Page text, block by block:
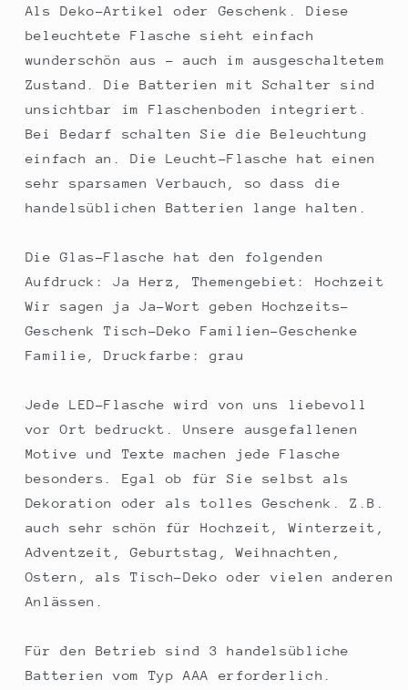
Als Deko-Artikel oder Geschenk. Diese
beleuchtete Flasche sieht einfach
wunderschön aus - auch im ausgeschaltetem
Zustand. Die Batterien mit Schalter sind
unsichtbar im Flaschenboden integriert.
Bei Bedarf schalten Sie die Beleuchtung
einfach an. Die Leucht-Flasche hat einen
sehr sparsamen Verbauch, so dass die
handelsüblichen Batterien lange halten.
Die Glas-Flasche hat den folgenden
Aufdruck: Ja Herz, Themengebiet: Hochzeit
Wir sagen ja Ja-Wort geben Hochzeits-
Geschenk Tisch-Deko Familien-Geschenke
Familie, Druckfarbe: grau
Jede LED-Flasche wird von uns liebevoll
vor Ort bedruckt. Unsere ausgefallenen
Motive und Texte machen jede Flasche
besonders. Egal ob für Sie selbst als
Dekoration oder als tolles Geschenk. Z.B.
auch sehr schön für Hochzeit, Winterzeit,
Adventzeit, Geburtstag, Weihnachten,
Ostern, als Tisch-Deko oder vielen anderen
Anlässen.
Für den Betrieb sind 3 handelsübliche
Batterien vom Typ AAA erforderlich.